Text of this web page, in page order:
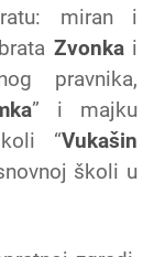
miran i
Zvonkai
pravnika,
” i majku
“Vukašin
školi u